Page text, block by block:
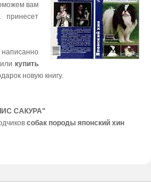
вам
принесет
купить
новую книгу.
САКУРА"
собак породы японский хин